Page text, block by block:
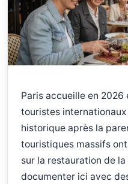
Paris accueille en
touristes
historique après la
touristiques massifs
sur la restauration de
documenter ici avec